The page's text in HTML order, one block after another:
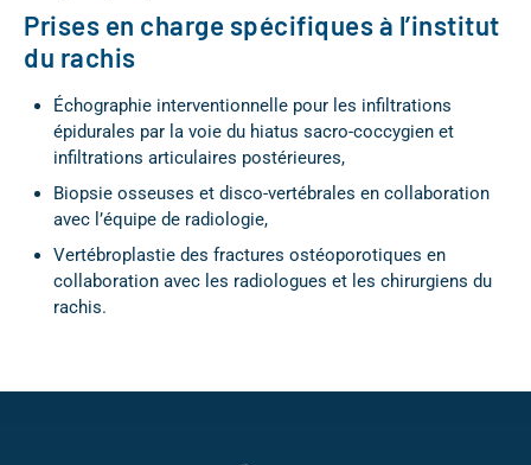
Prises en charge spécifiques à l’institut
du rachis
Échographie interventionnelle pour les infiltrations
épidurales par la voie du hiatus sacro-coccygien et
infiltrations articulaires postérieures,
Biopsie osseuses et disco-vertébrales en collaboration
avec l’équipe de radiologie,
Vertébroplastie des fractures ostéoporotiques en
collaboration avec les radiologues et les chirurgiens du
rachis.